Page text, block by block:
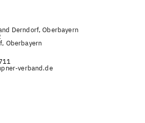
Derndorf, Oberbayern
Oberbayern